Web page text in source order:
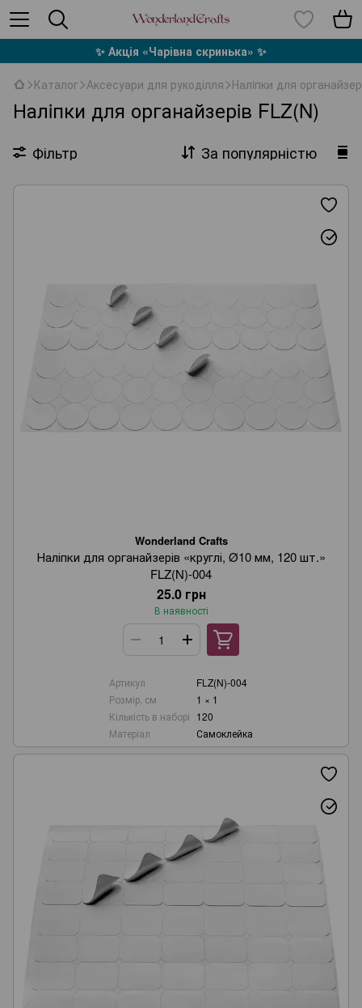
✨ Акція «Чарівна скринька» ✨
Каталог Аксесуари для рукоділля Налiпки для
Налiпки для органайзерiв FLZ(N)
Фільтр За популярністю
Wonderland Crafts
Наліпки для органайзерів «круглі, Ø10 мм, 120 шт.»
FLZ(N)-004
25.0 грн
В наявності
Артикул
FLZ(N)-004
Розмір, см
1 × 1
Кількість в наборі 120
Матеріал
Самоклейка